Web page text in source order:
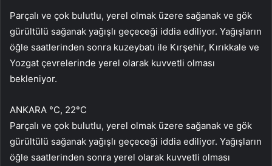
Parçalı ve çok bulutlu, yerel olmak üzere sağanak ve gök
gürültülü sağanak yağışlı geçeceği iddia ediliyor. Yağışların
öğle saatlerinden sonra kuzeybatı ile Kırşehir, Kırıkkale ve
Yozgat çevrelerinde yerel olarak kuvvetli olması
bekleniyor.
ANKARA °C, 22°C
Parçalı ve çok bulutlu, yerel olmak üzere sağanak ve gök
gürültülü sağanak yağışlı geçeceği iddia ediliyor. Yağışların
öğle saatlerinden sonra yerel olarak kuvvetli olması